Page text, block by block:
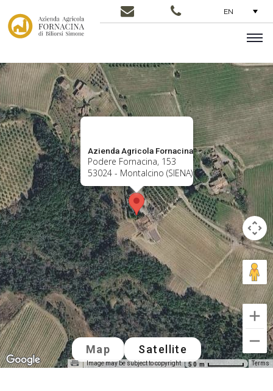
EN
Azienda Agricola Fornacina
Podere Fornacina, 153
53024 - Montalcino (SIENA)
Map Satellite
Image may be subject to copyright 50 m Terms